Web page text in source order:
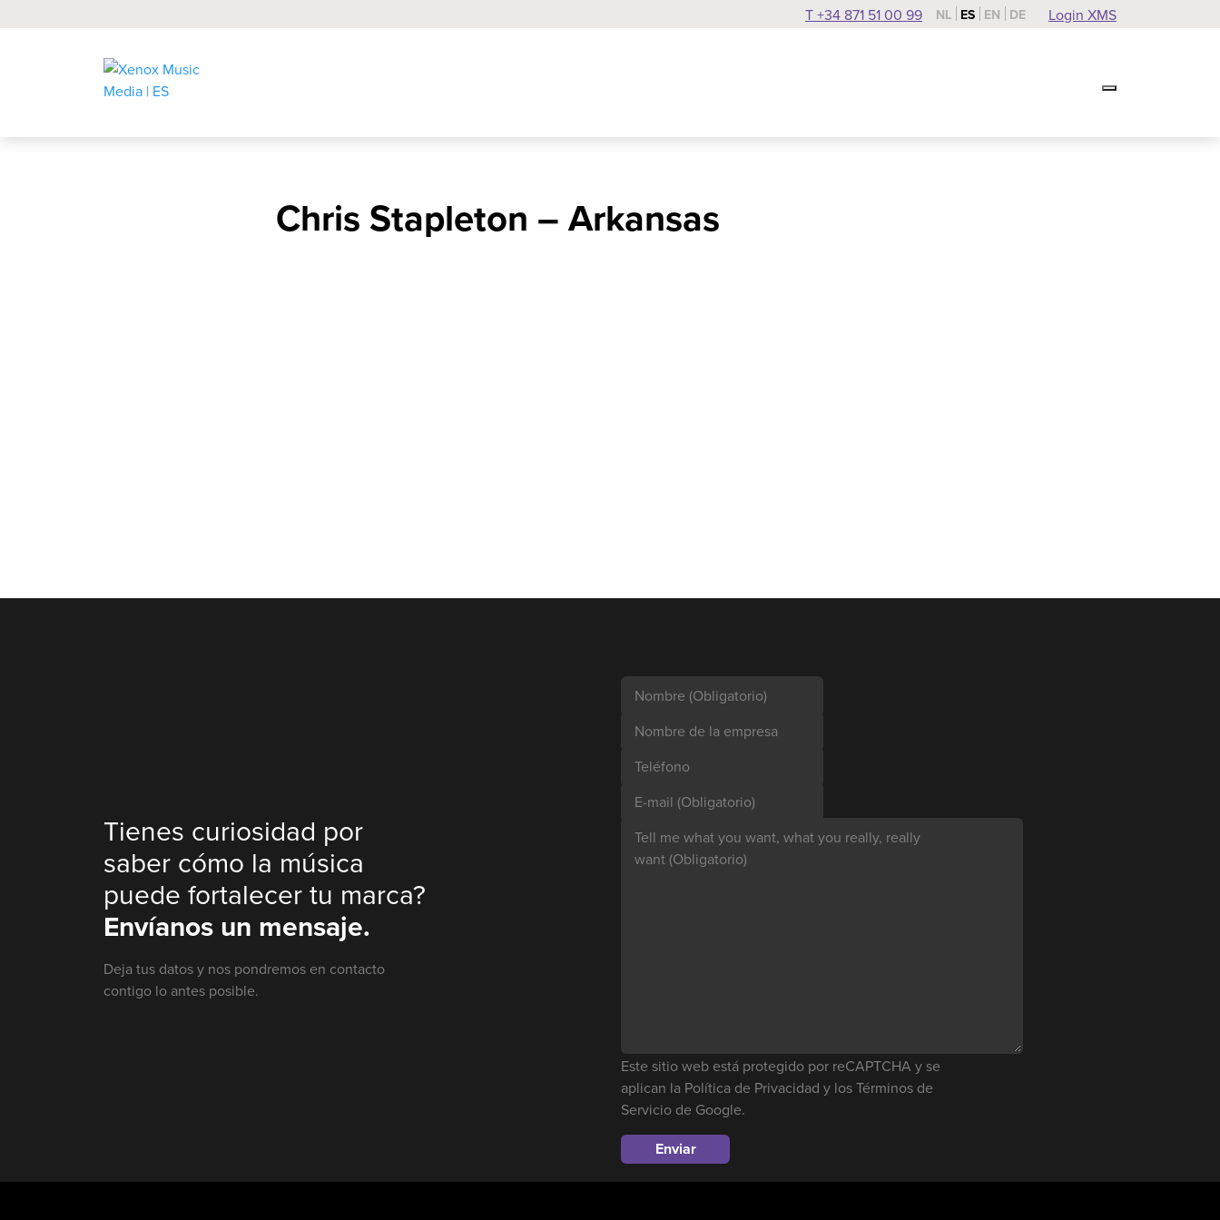
T +34 871 51 00 99 NL ES EN DE Login XMS
Chris Stapleton – Arkansas
Tienes curiosidad por
saber cómo la música
puede fortalecer tu marca?
Envíanos un mensaje.
Deja tus datos y nos pondremos en contacto
contigo lo antes posible.
Nombre (Obligatorio)
Nombre de la empresa
Teléfono
E-mail (Obligatorio)
Tell me what you want, what you really, really
want (Obligatorio)
Este sitio web está protegido por reCAPTCHA y se
aplican la Política de Privacidad y losTérminos de
Servicio de Google.